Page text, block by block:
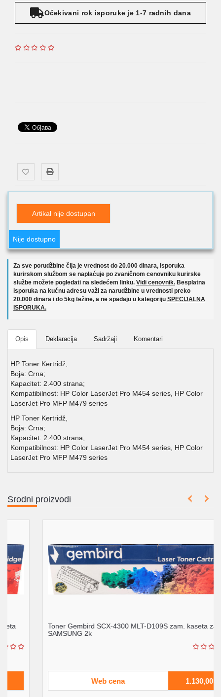
Očekivani rok isporuke je 1-7 radnih dana
Artikal nije dostupan
Nije dostupno
Za sve porudžbine čija je vrednost do 20.000 dinara, isporuka
kurirskom službom se naplaćuje po zvaničnom cenovniku kurirske
službe možete pogledati na sledećem linku. Vidi cenovnik. Besplatna
isporuka na kućnu adresu važi za narudžbine u vrednosti preko
20.000 dinara i do 5kg težine, a ne spadaju u kategoriju SPECIJALNA
ISPORUKA.
Opis Deklaracija Sadržaji Komentari
HP Toner Kertridž,
Boja: Crna;
Kapacitet: 2.400 strana;
Kompatibilnost: HP Color LaserJet Pro M454 series, HP Color
LaserJet Pro MFP M479 series
HP Toner Kertridž,
Boja: Crna;
Kapacitet: 2.400 strana;
Kompatibilnost: HP Color LaserJet Pro M454 series, HP Color
LaserJet Pro MFP M479 series
Srodni proizvodi
Toner Gembird SCX-4300 MLT-D109S zam. kaseta za
SAMSUNG 2k
Web cena